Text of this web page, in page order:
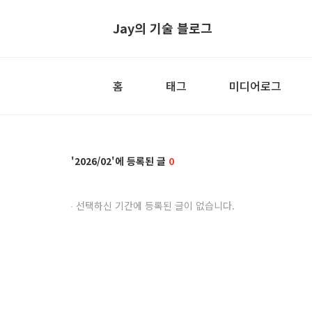
Jay의 기술 블로그
홈 태그 미디어로그
2026/02 0
선택하신 기간에 등록된 글이 없습니다.